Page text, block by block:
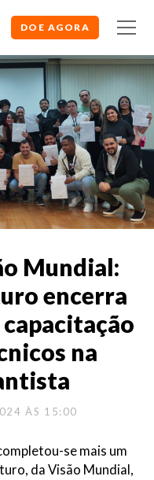
DOE AGORA
Mundial:
encerra
na
ÀS 15:00
se mais um
da Visão Mundial,